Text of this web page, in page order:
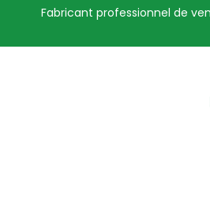
Fabricant professionnel de